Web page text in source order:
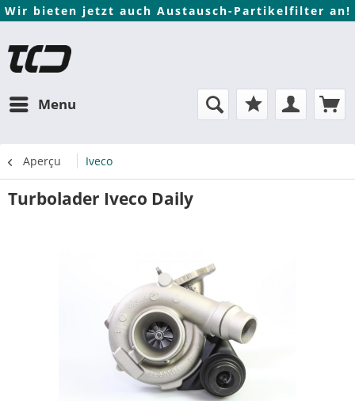
Wir bieten jetzt auch Austausch-Partikelfilter an!
Menu
Aperçu Iveco
Turbolader Iveco Daily